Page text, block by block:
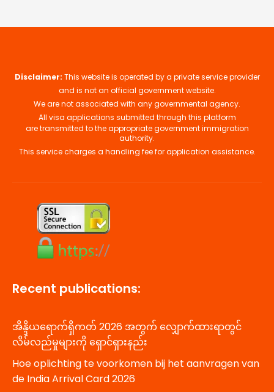
Recent publications:
အိန္ဒိယရောက်ရှိကတ် 2026 အတွက် လျှောက်ထားရာတွင်
လိမ်လည်မှုများကို ရှောင်ရှားနည်း
Hoe oplichting te voorkomen bij het aanvragen van
de India Arrival Card 2026